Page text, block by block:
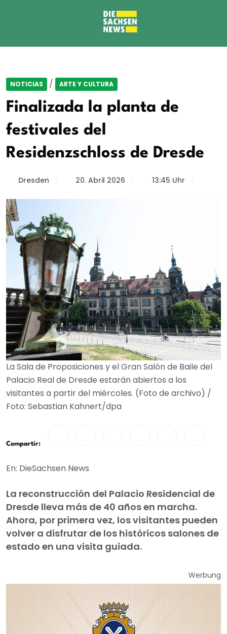
NOTICIAS / ARTE Y CULTURA
Finalizada la planta de
festivales del
Residenzschloss de Dresde
Dresden 20. Abril 2026 13:45 Uhr
La Sala de Proposiciones y el Gran Salón de Baile del
Palacio Real de Dresde estarán abiertos a los
visitantes a partir del miércoles. (Foto de archivo) /
Foto: Sebastian Kahnert/dpa
Compartir:
En: DieSachsen News
La reconstrucción del Palacio Residencial de
Dresde lleva más de 40 años en marcha.
Ahora, por primera vez, los visitantes pueden
volver a disfrutar de los históricos salones de
estado en una visita guiada.
Werbung